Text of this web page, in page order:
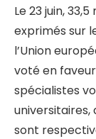
Le 23 juin,
exprimés sur
l’Union
voté en
spécialistes
sont